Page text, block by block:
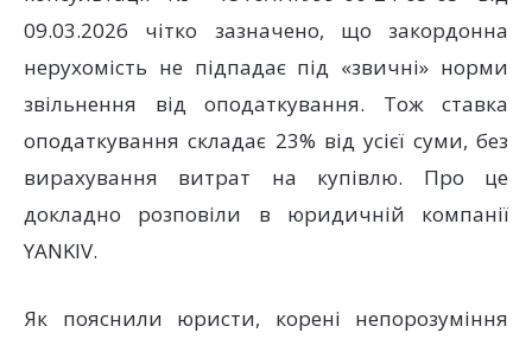
09.03.2026 чітко зазначено, що закордонна
нерухомість не підпадає під «звичні» норми
звільнення від оподаткування. Тож ставка
оподаткування складає 23% від усієї суми, без
вирахування витрат на купівлю. Про це
докладно розповіли в юридичній компанії
YANKIV.
Як пояснили юристи, корені непорозуміння